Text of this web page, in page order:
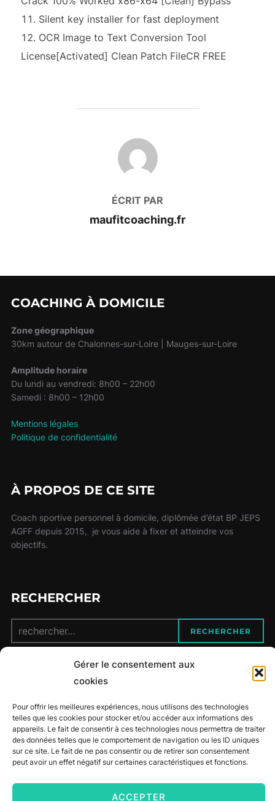
Gérer le consentement aux
cookies
Pour offrir les meilleures expériences, nous utilisons des technologies
telles que les cookies pour stocker et/ou accéder aux informations des
appareils. Le fait de consentir à ces technologies nous permettra de traiter
des données telles que le comportement de navigation ou les ID uniques
sur ce site. Le fait de ne pas consentir ou de retirer son consentement
peut avoir un effet négatif sur certaines caractéristiques et fonctions.
ACCEPTER
Silent key installer for fast deployment
OCR Image to Text Conversion Tool
License[Activated] Clean Patch FileCR FREE
AUTEUR DE LA PUBLICATION
ÉCRIT PAR
maufitcoaching.fr
COACHING À DOMICILE
Zone géographique
30km autour de Chalonnes-sur-Loire | Mauges-sur-Loire
Amplitude horaire
Du lundi au vendredi: 8h00 – 22h00
Samedi : 8h00 – 12h00
Mentions légales
Politique de confidentialité
À PROPOS DE CE SITE
Coach sportive personnel à domicile, diplômée d’état BP JEPS
AGFF depuis 2015, je vous aide à fixer et atteindre vos
objectifs.
RECHERCHER
pour :
RECHERCHER
06 12 34 87 40
maufit.coaching@gmail.com
facebook